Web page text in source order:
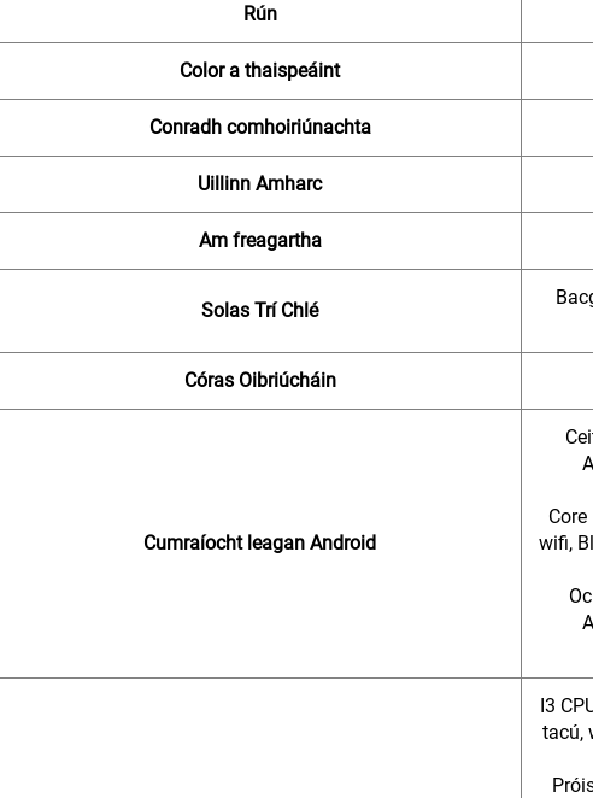
Rún
Color a thaispeáint
Conradh comhoiriúnachta
Uillinn Amharc
Am freagartha
Solas Trí Chlé
Córas Oibriúcháin
Cumraíocht leagan Android
wifi,
I3
tacú,